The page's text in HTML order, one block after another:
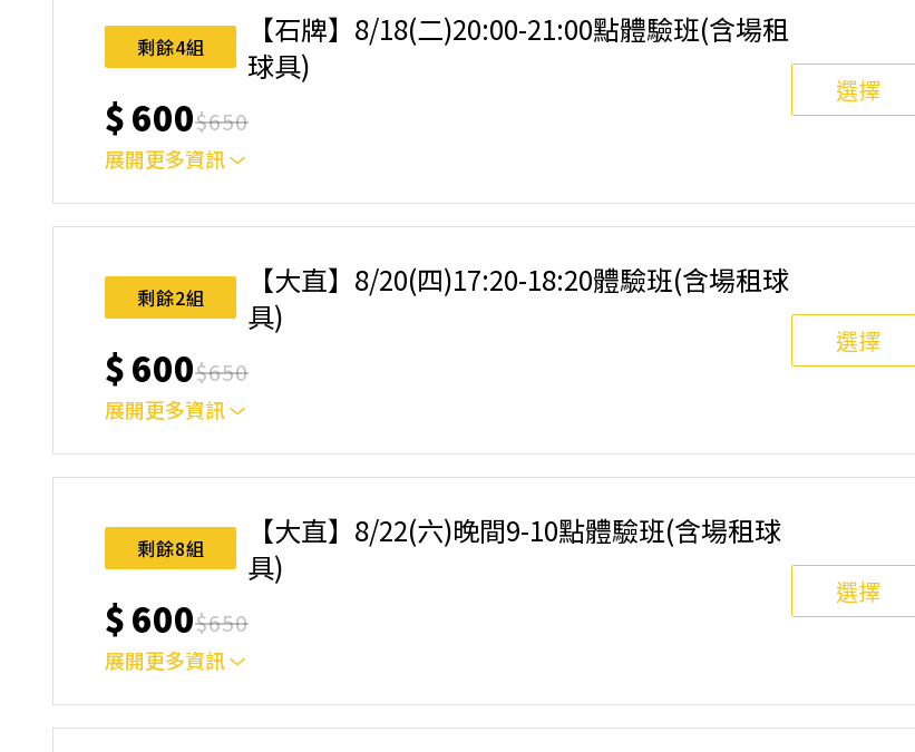
完成後，如因天候因素無法上課，僅提供課程延期選項，恕不退費，請參閱【報名與課程異動規則】。報
名後視為您已同意上述規則。
剩餘4組
【石牌】8/18(二)20:00-21:00點體驗班(含場租
球具)
$600$650
展開更多資訊
選擇
｜單人報名方案說明｜ 本體驗課程採4人開班，8人滿班制。歡迎邀請親友一同報名參加，享受團體運動
完成後，如因天候因素無法上課，僅提供課程延期選項，恕不退費，請參閱【報名與課程異動規則】。報
名後視為您已同意上述規則。
剩餘2組
【大直】8/20(四)17:20-18:20體驗班(含場租球
具)
$600$650
展開更多資訊
選擇
｜單人報名方案說明｜ 本體驗課程採4人開班，8人滿班制。歡迎邀請親友一同報名參加，享受團體運動
完成後，如因天候因素無法上課，僅提供課程延期選項，恕不退費，請參閱【報名與課程異動規則】。報
名後視為您已同意上述規則。
剩餘8組
【大直】8/22(六)晚間9-10點體驗班(含場租球
具)
$600$650
展開更多資訊
選擇
｜單人報名方案說明｜ 本體驗課程採4人開班，8人滿班制。歡迎邀請親友一同報名參加，享受團體運動